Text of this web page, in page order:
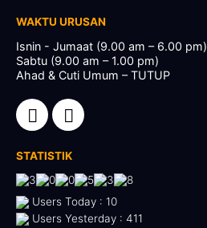
WAKTU URUSAN
Isnin - Jumaat (9.00 am – 6.00 pm)
Sabtu (9.00 am – 1.00 pm)
Ahad & Cuti Umum – TUTUP
STATISTIK
Users Today : 10
Users Yesterday : 411